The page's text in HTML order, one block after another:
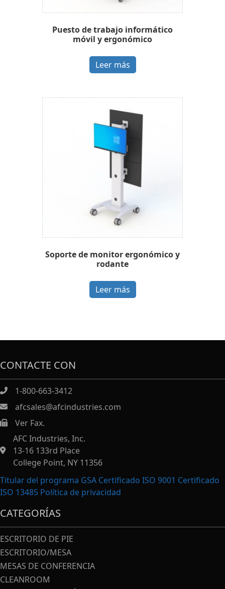
Puesto de trabajo informático
móvil y ergonómico
Leer más
Soporte de monitor ergonómico y
rodante
Leer más
CONTACTE CON
1-800-663-3412
afcsales@afcindustries.com
https://afcindustries.com/contact/#:~:text=Fax
Ver Fax.
AFC Industries, Inc.
13-16 133rd Place
College Point, NY 11356
Titular del programa GSA Certificado ISO 9001 Certificado
ISO 13485 Política de privacidad
CATEGORÍAS
ESCRITORIO DE PIE
ESCRITORIO/MESA
MESAS DE CONFERENCIA
CLEANROOM